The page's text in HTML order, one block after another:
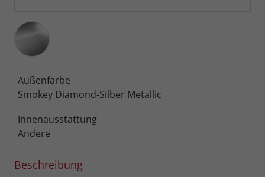
Außenfarbe
Smokey Diamond-Silber Metallic
Innenausstattung
Andere
Beschreibung